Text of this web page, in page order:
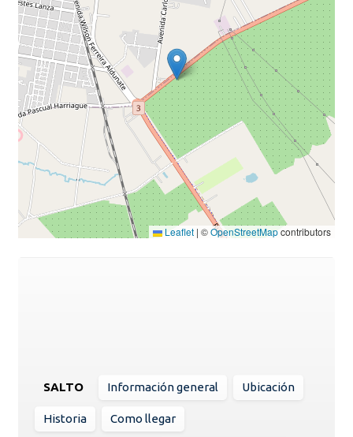
Leaflet | ©OpenStreetMapcontributors
SALTO Información general Ubicación
Historia Como llegar